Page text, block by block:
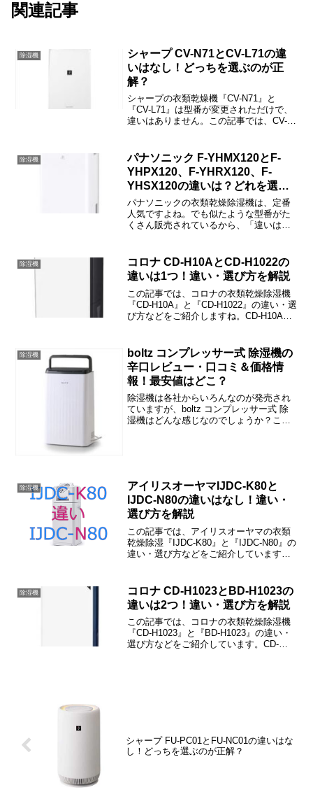
関連記事
除湿機
シャープ CV-N71とCV-L71の違
いはなし！どっちを選ぶのが正
解？
シャープの衣類乾燥機『CV-N71』と
『CV-L71』は型番が変更されただけで、
違いはありません。この記事では、CV-
除湿機
パナソニック F-YHMX120とF-
YHPX120、F-YHRX120、F-
YHSX120の違いは？どれを選ぶ
のが正解？
パナソニックの衣類乾燥除湿機は、定番
人気ですよね。でも似たような型番がた
くさん販売されているから、「違いはな
YHPX120、F-YHRX120、F-YHSX120
の...
除湿機
コロナ CD-H10AとCD-H1022の
違いは1つ！違い・選び方を解説
この記事では、コロナの衣類乾燥除湿機
『CD-H10A』と『CD-H1022』の違い・選
び方などをご紹介しますね。CD-H10Aと
同じです。
除湿機
boltz コンプレッサー式 除湿機の
辛口レビュー・口コミ＆価格情
報！最安値はどこ？
除湿機は各社からいろんなのが発売され
ていますが、boltz コンプレッサー式 除
湿機はどんな感じなのでしょうか？この
除湿機
アイリスオーヤマIJDC-K80と
IJDC-N80の違いはなし！違い・
選び方を解説
この記事では、アイリスオーヤマの衣類
乾燥除湿『IJDC-K80』と『IJDC-N80』の
違い・選び方などをご紹介しています。
除湿機
コロナ CD-H1023とBD-H1023の
違いは2つ！違い・選び方を解説
この記事では、コロナの衣類乾燥除湿機
『CD-H1023』と『BD-H1023』の違い・
選び方などをご紹介しています。CD-
シャープ FU-PC01とFU-NC01の違いはな
し！どっちを選ぶのが正解？